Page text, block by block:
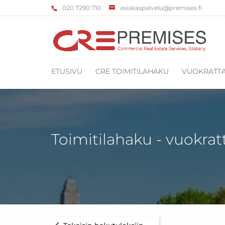
‌020 7290 710 asiakaspalvelu@premises.fi
ETUSIVU CRE TOIMITILAHAKU
Toimitilahaku -